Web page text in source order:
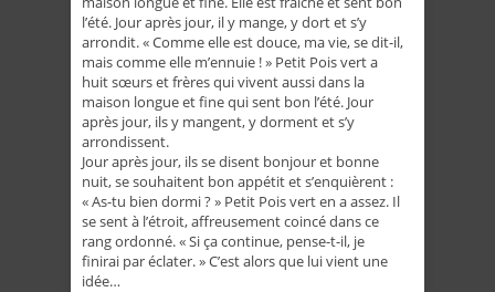
l’été. Jour après jour, il y mange, y dort et s’y
arrondit. « Comme elle est douce, ma vie, se dit-il,
mais comme elle m’ennuie ! » Petit Pois vert a
huit sœurs et frères qui vivent aussi dans la
maison longue et fine qui sent bon l’été. Jour
après jour, ils y mangent, y dorment et s’y
arrondissent.
Jour après jour, ils se disent bonjour et bonne
nuit, se souhaitent bon appétit et s’enquièrent :
« As-tu bien dormi ? » Petit Pois vert en a assez. Il
se sent à l’étroit, affreusement coincé dans ce
rang ordonné. « Si ça continue, pense-t-il, je
finirai par éclater. » C’est alors que lui vient une
idée…